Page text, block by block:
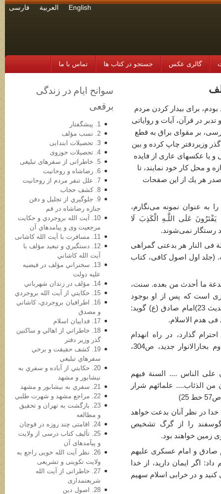
English العربية فارسی
گالری عکس جستجو در کتاب ها تماس با ما
برای بیدار كردن مردم
در قرآن، آیات و روایاتی
بر مقوای براق به قطع
گذر وزیردفتر چاپ كرده و بین
و یا عكسهای عاری از فایده
و محل كار خود نمایند، تا
صدر هر یك از این صفحات
به عنوان نمونه می‌نگارم،
عَلَى اللَّـهِ الْكَذِبَ لَا
رستگار نمی‌شوند.
فی النار هر بدعتی گمراهی
اول اصول كافی، كتاب
ما أحدث من بعده. سنت،
است كه پس از او بوجود
آمده. (جلد دوم بحارالانوار جدید، ص266، حدیث 23)امام صادق (ع) گوید:
هدم الاسلام.
گذارد، در راه انهدام
(خرابی) اسلام گام برداشته است. (جلد دوم بحارالانوار جدید، ص304،
الناس .... السنة فیهم
من الذئاب.... علمائهم شرار
در نظر آنان بدعت خواهد
را از گرگ تشخیص
زمین خواهند بود.
صادق و امام عسكری علیهم
اگر ایمان دارید، از خدا
كنید و در خرابی اسلام سهیم
سوانح ايام در زندگی
برقعی
1. پیشگفتار
2. نسب مؤلف
3. تحصیلات ابتدایی
4. تحصیلات حوزوی
5. خاطراتی از سفرهای تبلیغی
6. رضاشاه و روحانیت
7. علل تنفر مردم از روحانیت
8. کشف حجاب
9. جلوگيري از تجليل و دفن
جنازه رضاشاه در قم
10. آيت الله بروجردي و حكايت
مرجعيت وی و پیامدهاي آن
11. مسافرت با آیت الله کاشانی
12. دستگيري و تبعيد مؤلف با
آيت الله كاشاني
13. سخنراني مؤلف در فيضيه
عليه دولت
14. مؤلف در زندان شهرباني
15. حكايتي از آيت الله بروجردي
16. اطرافيان بروجردي، كاشاني
و مصدق
17. فداییان اسلام
18. خاطراتي از اهالي و ساكنين
گذر وزير دفتر
19. كشف حقيقت و برخي
سفرهاي تبليغي
20. حكايتي از آباده و سفري به
نيشابور و مشهد
21. سفري به نيشابور و مشهد
22. مراجع مشهد و شهرت طلبي
23. بازگشت به تهران و تحقيق
و مطالعه
24. اقامتی چند روزه در قوچان
25. تأليف كتاب درسی از ولایت
و پيآمدهای آن
26. نظر آيت الله خويی راجع به
ولايت تكوينی و تشريعی
27. خاطراتی از آيت الله
شريعتمداری
28. اصول دين